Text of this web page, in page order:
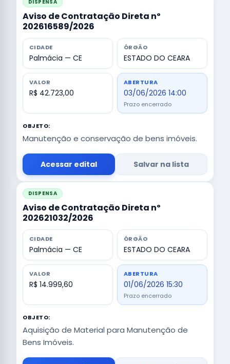
DISPENSA
Aviso de Contratação Direta nº
202616589/2026
CIDADE
Palmácia — CE
ÓRGÃO
ESTADO DO CEARA
VALOR
R$ 42.723,00
ABERTURA
03/06/2026 14:00
Prazo encerrado
OBJETO:
Manutenção e conservação de bens imóveis.
Acessar edital Salvar na lista
DISPENSA
Aviso de Contratação Direta nº
202621032/2026
CIDADE
Palmácia — CE
ÓRGÃO
ESTADO DO CEARA
VALOR
R$ 14.999,60
ABERTURA
01/06/2026 15:30
Prazo encerrado
OBJETO:
Aquisição de Material para Manutenção de
Bens Imóveis.